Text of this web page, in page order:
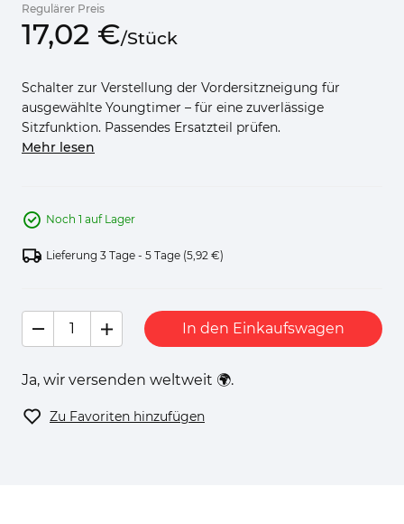
Regulärer Preis
17,02 €/Stück
Schalter zur Verstellung der Vordersitzneigung für
ausgewählte Youngtimer – für eine zuverlässige
Sitzfunktion. Passendes Ersatzteil prüfen.
Mehr lesen
Noch 1 auf Lager
Lieferung 3 Tage - 5 Tage (5,92 €)
In den Einkaufswagen
Ja, wir versenden weltweit 🌍.
Zu Favoriten hinzufügen